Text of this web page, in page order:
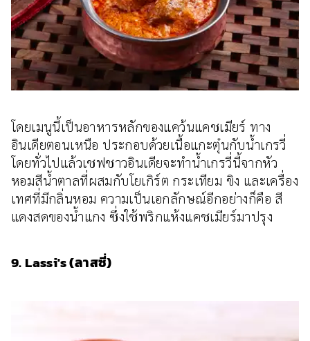
โดยเมนูนี้เป็นอาหารหลักของแคว้นแคชเมียร์ ทาง
อินเดียตอนเหนือ ประกอบด้วยเนื้อแกะตุ๋นกับน้ำเกรวี่
โดยทั่วไปแล้วเชฟชาวอินเดียจะทำน้ำเกรวี่นี้จากหัว
หอมสีน้ำตาลที่ผสมกับโยเกิร์ต กระเทียม ขิง และเครื่อง
เทศที่มีกลิ่นหอม ความเป็นเอกลักษณ์อีกอย่างก็คือ สี
แดงสดของน้ำแกง ซึ่งใช้พริกแห้งแคชเมียร์มาปรุง
9. Lassi's (ลาสซี่)